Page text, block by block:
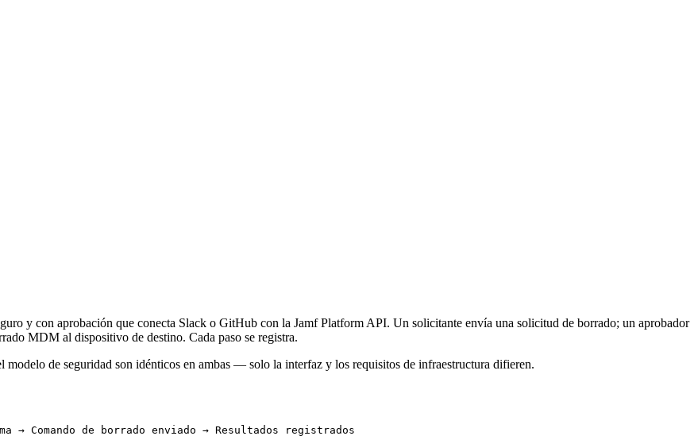
y con aprobación que conecta Slack o GitHub con la Jamf Platform API. Un solicitante envía una solicitud de borrado; un aprobador
MDM al dispositivo de destino. Cada paso se registra.
de seguridad son idénticos en ambas — solo la interfaz y los requisitos de infraestructura difieren.